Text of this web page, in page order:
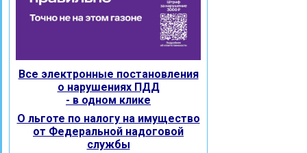
Все электронные постановления
о нарушениях ПДД
- в одном клике
О льготе по налогу на имущество
от Федеральной надоговой
службы